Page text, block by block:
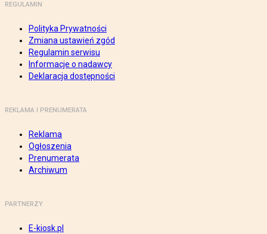
REGULAMIN
Polityka Prywatności
Zmiana ustawień zgód
Regulamin serwisu
Informacje o nadawcy
Deklaracja dostępności
REKLAMA I PRENUMERATA
Reklama
Ogłoszenia
Prenumerata
Archiwum
PARTNERZY
E-kiosk.pl